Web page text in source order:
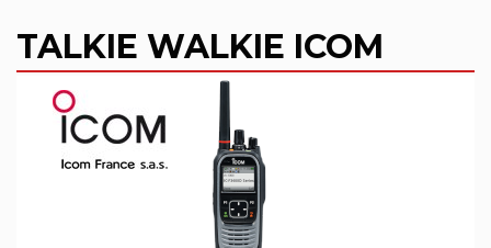
TALKIE WALKIE ICOM